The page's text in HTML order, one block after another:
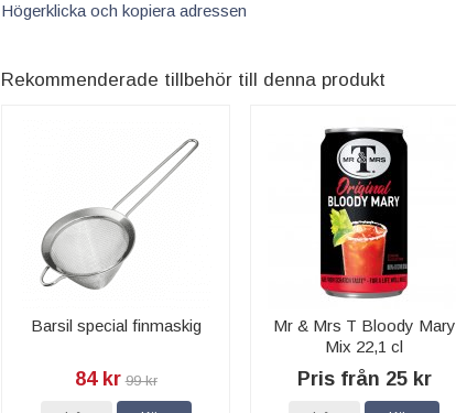
Högerklicka och kopiera adressen
Rekommenderade tillbehör till denna produkt
Barsil special finmaskig
84 kr 99 kr
Mr & Mrs T Bloody Mary
Mix 22,1 cl
Pris från 25 kr